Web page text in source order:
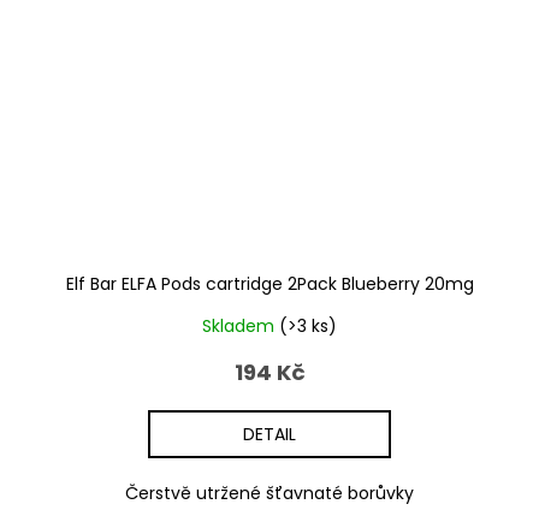
Elf Bar ELFA Pods cartridge 2Pack Blueberry 20mg
Skladem (>3 ks)
194 Kč
DETAIL
Čerstvě utržené šťavnaté borůvky